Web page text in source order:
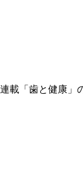
載「歯と健康」